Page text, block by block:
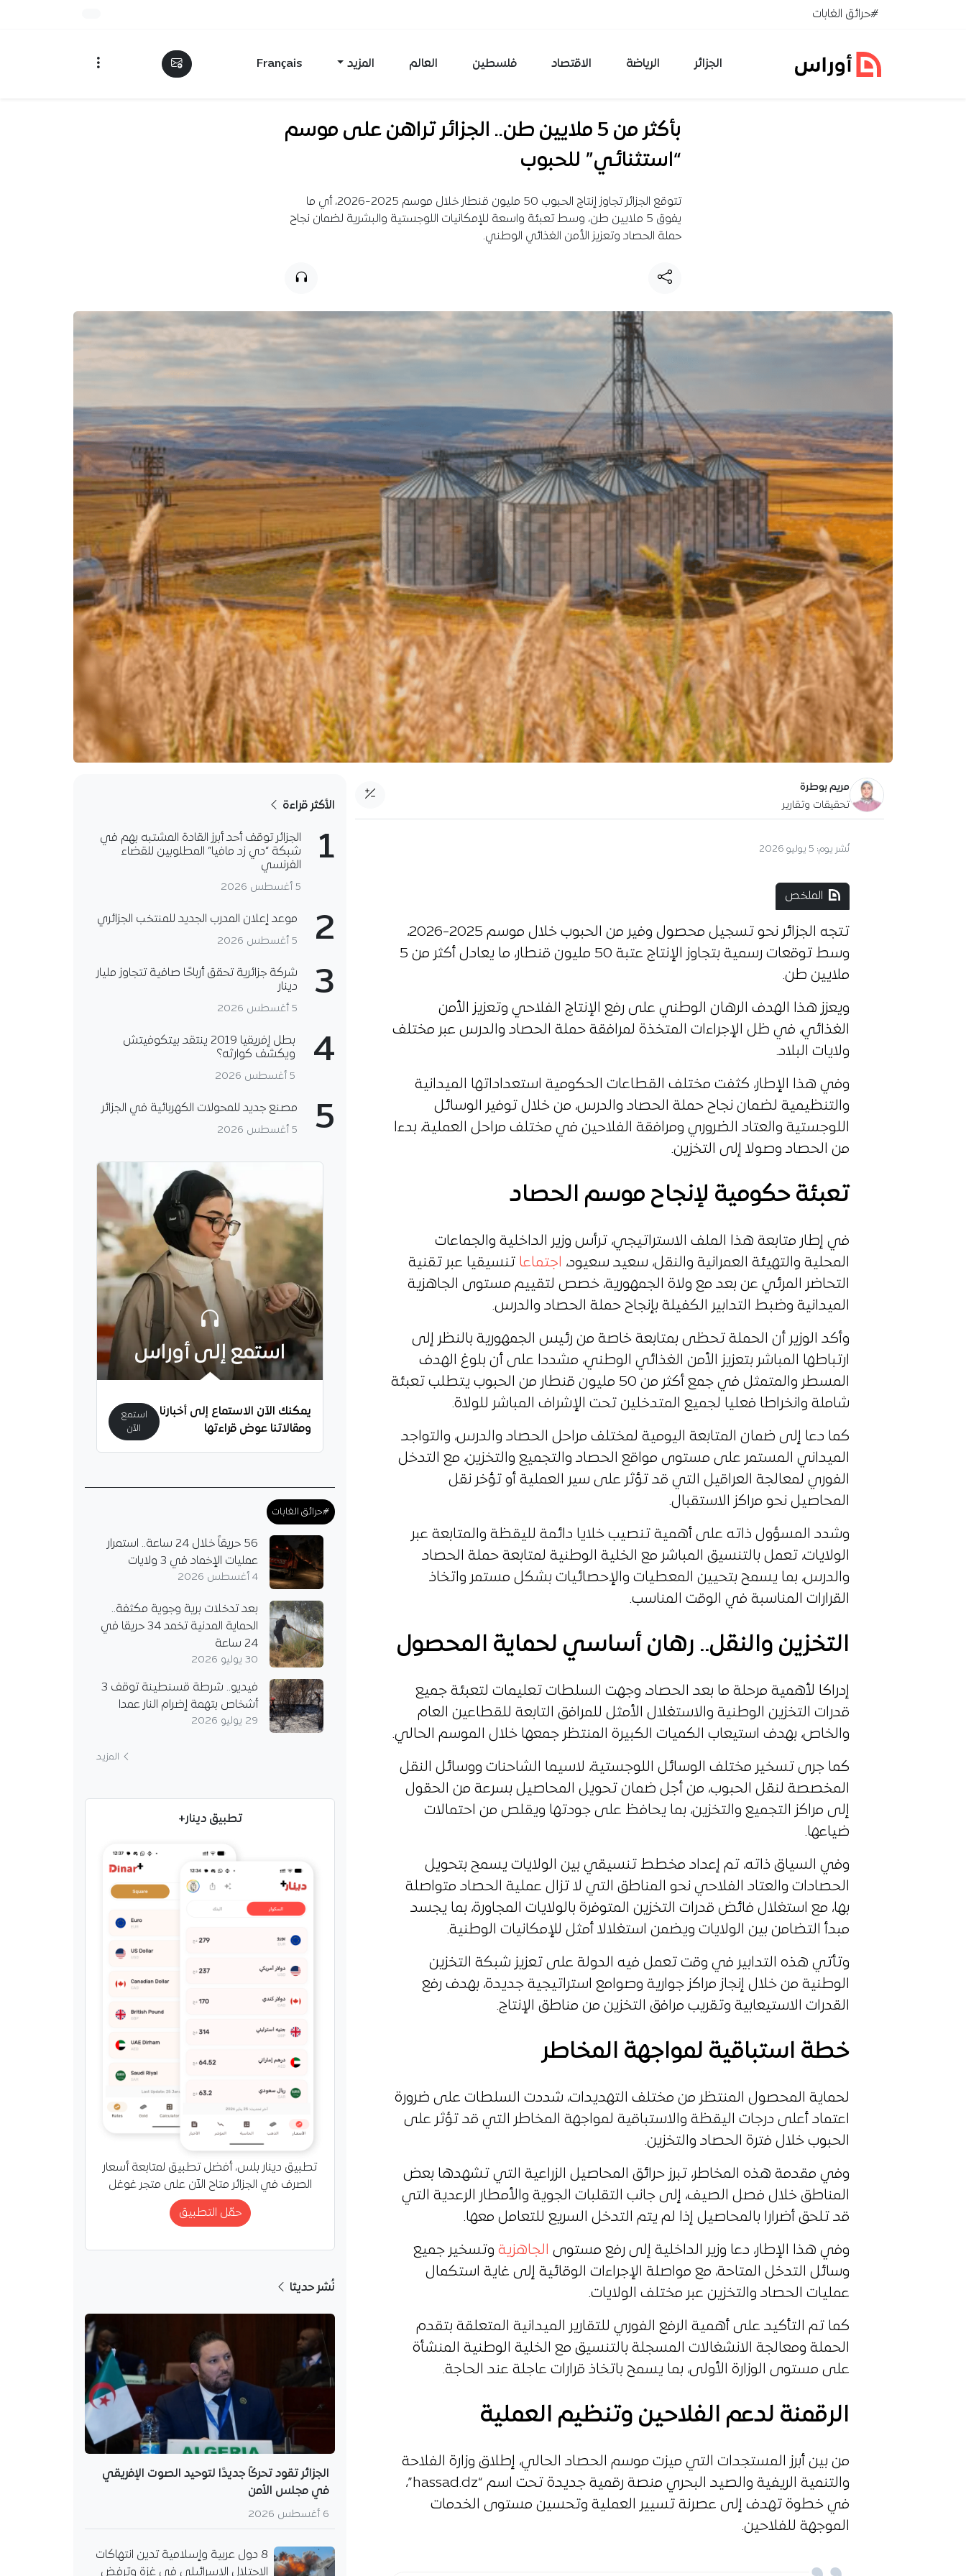
تخطي إلى المحتوى#حرائق الغابات
الجزائر الرياضة الاقتصاد فلسطين العالم المزيد Français
بأكثر من 5 ملايين طن.. الجزائر تراهن على موسم
“استثنائي” للحبوب
تتوقع الجزائر تجاوز إنتاج الحبوب 50 مليون قنطار خلال موسم 2025-2026، أي ما
يفوق 5 ملايين طن، وسط تعبئة واسعة للإمكانيات اللوجستية والبشرية لضمان نجاح
حملة الحصاد وتعزيز الأمن الغذائي الوطني.
مريم بوطرة
تحقيقات وتقارير
نُشر يوم: 5 يوليو 2026
الملخص
تتجه الجزائر نحو تسجيل محصول وفير من الحبوب خلال موسم 2025-2026،
وسط توقعات رسمية بتجاوز الإنتاج عتبة 50 مليون قنطار، ما يعادل أكثر من 5
ملايين طن.
ويعزز هذا الهدف الرهان الوطني على رفع الإنتاج الفلاحي وتعزيز الأمن
الغذائي، في ظل الإجراءات المتخذة لمرافقة حملة الحصاد والدرس عبر مختلف
ولايات البلاد.
وفي هذا الإطار، كثفت مختلف القطاعات الحكومية استعداداتها الميدانية
والتنظيمية لضمان نجاح حملة الحصاد والدرس، من خلال توفير الوسائل
اللوجستية والعتاد الضروري ومرافقة الفلاحين في مختلف مراحل العملية، بدءا
من الحصاد وصولا إلى التخزين.
تعبئة حكومية لإنجاح موسم الحصاد
في إطار متابعة هذا الملف الاستراتيجي، ترأس وزير الداخلية والجماعات
المحلية والتهيئة العمرانية والنقل، سعيد سعيود، اجتماعا تنسيقيا عبر تقنية
التحاضر المرئي عن بعد مع ولاة الجمهورية، خصص لتقييم مستوى الجاهزية
الميدانية وضبط التدابير الكفيلة بإنجاح حملة الحصاد والدرس.
وأكد الوزير أن الحملة تحظى بمتابعة خاصة من رئيس الجمهورية بالنظر إلى
ارتباطها المباشر بتعزيز الأمن الغذائي الوطني، مشددا على أن بلوغ الهدف
المسطر والمتمثل في جمع أكثر من 50 مليون قنطار من الحبوب يتطلب تعبئة
شاملة وانخراطا فعليا لجميع المتدخلين تحت الإشراف المباشر للولاة.
كما دعا إلى ضمان المتابعة اليومية لمختلف مراحل الحصاد والدرس، والتواجد
الميداني المستمر على مستوى مواقع الحصاد والتجميع والتخزين، مع التدخل
الفوري لمعالجة العراقيل التي قد تؤثر على سير العملية أو تؤخر نقل
المحاصيل نحو مراكز الاستقبال.
وشدد المسؤول ذاته على أهمية تنصيب خلايا دائمة لليقظة والمتابعة عبر
الولايات، تعمل بالتنسيق المباشر مع الخلية الوطنية لمتابعة حملة الحصاد
والدرس، بما يسمح بتحيين المعطيات والإحصائيات بشكل مستمر واتخاذ
القرارات المناسبة في الوقت المناسب.
التخزين والنقل.. رهان أساسي لحماية المحصول
إدراكا لأهمية مرحلة ما بعد الحصاد، وجهت السلطات تعليمات لتعبئة جميع
قدرات التخزين الوطنية والاستغلال الأمثل للمرافق التابعة للقطاعين العام
والخاص، بهدف استيعاب الكميات الكبيرة المنتظر جمعها خلال الموسم الحالي.
كما جرى تسخير مختلف الوسائل اللوجستية، لاسيما الشاحنات ووسائل النقل
المخصصة لنقل الحبوب، من أجل ضمان تحويل المحاصيل بسرعة من الحقول
إلى مراكز التجميع والتخزين، بما يحافظ على جودتها ويقلص من احتمالات
ضياعها.
وفي السياق ذاته، تم إعداد مخطط تنسيقي بين الولايات يسمح بتحويل
الحصادات والعتاد الفلاحي نحو المناطق التي لا تزال عملية الحصاد متواصلة
بها، مع استغلال فائض قدرات التخزين المتوفرة بالولايات المجاورة، بما يجسد
مبدأ التضامن بين الولايات ويضمن استغلالا أمثل للإمكانيات الوطنية.
وتأتي هذه التدابير في وقت تعمل فيه الدولة على تعزيز شبكة التخزين
الوطنية من خلال إنجاز مراكز جوارية وصوامع استراتيجية جديدة، بهدف رفع
القدرات الاستيعابية وتقريب مرافق التخزين من مناطق الإنتاج.
خطة استباقية لمواجهة المخاطر
لحماية المحصول المنتظر من مختلف التهديدات، شددت السلطات على ضرورة
اعتماد أعلى درجات اليقظة والاستباقية لمواجهة المخاطر التي قد تؤثر على
الحبوب خلال فترة الحصاد والتخزين.
وفي مقدمة هذه المخاطر، تبرز حرائق المحاصيل الزراعية التي تشهدها بعض
المناطق خلال فصل الصيف، إلى جانب التقلبات الجوية والأمطار الرعدية التي
قد تلحق أضرارا بالمحاصيل إذا لم يتم التدخل السريع للتعامل معها.
وفي هذا الإطار، دعا وزير الداخلية إلى رفع مستوى الجاهزية وتسخير جميع
وسائل التدخل المتاحة، مع مواصلة الإجراءات الوقائية إلى غاية استكمال
عمليات الحصاد والتخزين عبر مختلف الولايات.
كما تم التأكيد على أهمية الرفع الفوري للتقارير الميدانية المتعلقة بتقدم
الحملة ومعالجة الانشغالات المسجلة بالتنسيق مع الخلية الوطنية المنشأة
على مستوى الوزارة الأولى، بما يسمح باتخاذ قرارات عاجلة عند الحاجة.
الرقمنة لدعم الفلاحين وتنظيم العملية
من بين أبرز المستجدات التي ميزت موسم الحصاد الحالي، إطلاق وزارة الفلاحة
والتنمية الريفية والصيد البحري منصة رقمية جديدة تحت اسم “hassad.dz”،
في خطوة تهدف إلى عصرنة تسيير العملية وتحسين مستوى الخدمات
الموجهة للفلاحين.
الأكثر قراءة
1
الجزائر توقف أحد أبرز القادة المشتبه بهم في
شبكة “دي زد مافيا” المطلوبين للقضاء
الفرنسي
5 أغسطس 2026
2 موعد إعلان المدرب الجديد للمنتخب الجزائري
5 أغسطس 2026
3
شركة جزائرية تحقق أرباحًا صافية تتجاوز مليار
دينار
5 أغسطس 2026
4
بطل إفريقيا 2019 ينتقد بيتكوفيتش
ويكشف كوارثه؟
5 أغسطس 2026
5 مصنع جديد للمحولات الكهربائية في الجزائر
5 أغسطس 2026
استمع إلى أوراس
يمكنك الآن الاستماع إلى أخبارنا
ومقالاتنا عوض قراءتها
استمع
الآن
#حرائق الغابات
56 حريقاً خلال 24 ساعة.. استمرار
عمليات الإخماد في 3 ولايات
4 أغسطس 2026
بعد تدخلات برية وجوية مكثفة..
الحماية المدنية تخمد 34 حريقا في
24 ساعة
30 يوليو 2026
فيديو.. شرطة قسنطينة توقف 3
أشخاص بتهمة إضرام النار عمدا
29 يوليو 2026
المزيد
تطبيق دينار+
تطبيق دينار بلس، أفضل تطبيق لمتابعة أسعار
الصرف في الجزائر متاح الآن على متجر غوغل
حمّل التطبيق
نُشر حديثا
الجزائر تقود تحركًا جديدًا لتوحيد الصوت الإفريقي
في مجلس الأمن
6 أغسطس 2026
8 دول عربية وإسلامية تدين انتهاكات
الاحتلال الإسرائيلي في غزة وترفض